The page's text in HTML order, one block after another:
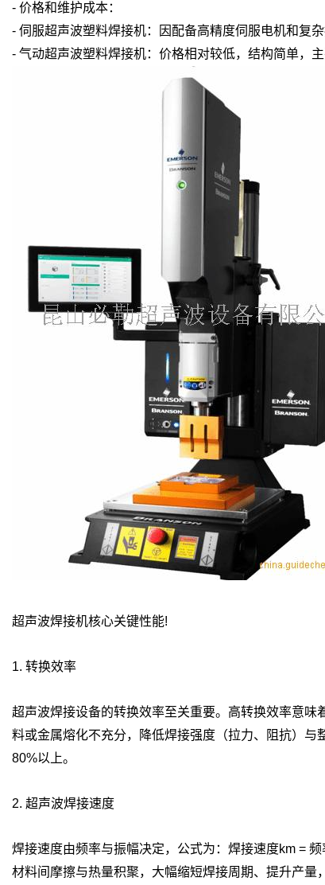
- 价格和维护成本：
- 伺服超声波塑料焊接机：因配备高精度伺服电机和复
- 气动超声波塑料焊接机：价格相对较低，结构简单，
超声波焊接机核心关键性能!
1. 转换效率
超声波焊接设备的转换效率至关重要。高转换效率意
料或金属熔化不充分，降低焊接强度（拉力、阻抗）
80%以上。
2. 超声波焊接速度
焊接速度由频率与振幅决定，公式为：焊接速度km =
材料间摩擦与热量积聚，大幅缩短焊接周期、提升产量